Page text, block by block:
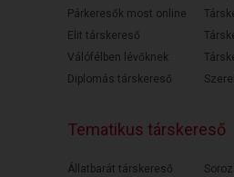
Párkeresők most online
Elit társkereső
Válófélben lévőknek
Diplomás társkereső
Tematikus társkereső
Állatbarát társkereső